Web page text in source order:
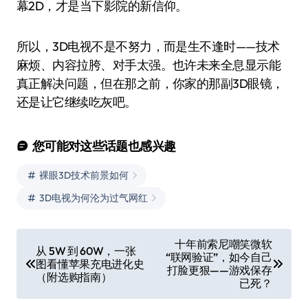
幕2D，才是当下影院的新信仰。
所以，3D电视不是不努力，而是生不逢时——技术
麻烦、内容拉胯、对手太强。也许未来全息显示能
真正解决问题，但在那之前，你家的那副3D眼镜，
还是让它继续吃灰吧。
您可能对这些话题也感兴趣
裸眼3D技术前景如何
3D电视为何沦为过气网红
章
从 5W 到 60W，一张
图看懂苹果充电进化史
（附选购指南）
十年前索尼嘲笑微软
“联网验证”，如今自己
打脸更狠——游戏保存
已死？